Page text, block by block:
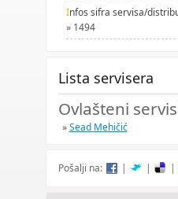
Infos sifra servisa/
» 1494
Lista servisera
Ovlašteni servis
»Sead Mehičić
Pošalji na: | | |